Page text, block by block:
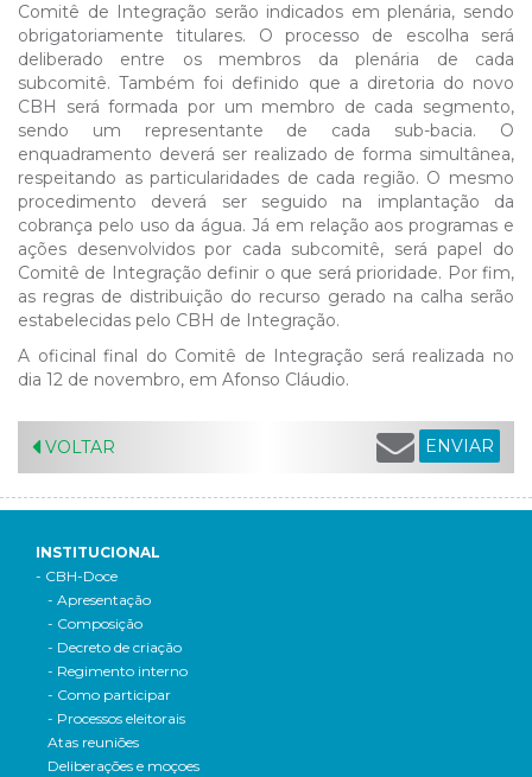
Comitê de Integração serão indicados em plenária, sendo
obrigatoriamente titulares. O processo de escolha será
deliberado entre os membros da plenária de cada
subcomitê. Também foi definido que a diretoria do novo
CBH será formada por um membro de cada segmento,
sendo um representante de cada sub-bacia. O
enquadramento deverá ser realizado de forma simultânea,
respeitando as particularidades de cada região. O mesmo
procedimento deverá ser seguido na implantação da
cobrança pelo uso da água. Já em relação aos programas e
ações desenvolvidos por cada subcomitê, será papel do
Comitê de Integração definir o que será prioridade. Por fim,
as regras de distribuição do recurso gerado na calha serão
estabelecidas pelo CBH de Integração.
A oficinal final do Comitê de Integração será realizada no
dia 12 de novembro, em Afonso Cláudio.
VOLTAR ENVIAR
INSTITUCIONAL
- CBH-Doce
- Apresentação
- Composição
- Decreto de criação
- Regimento interno
- Como participar
- Processos eleitorais
Atas reuniões
Deliberações e moçoes